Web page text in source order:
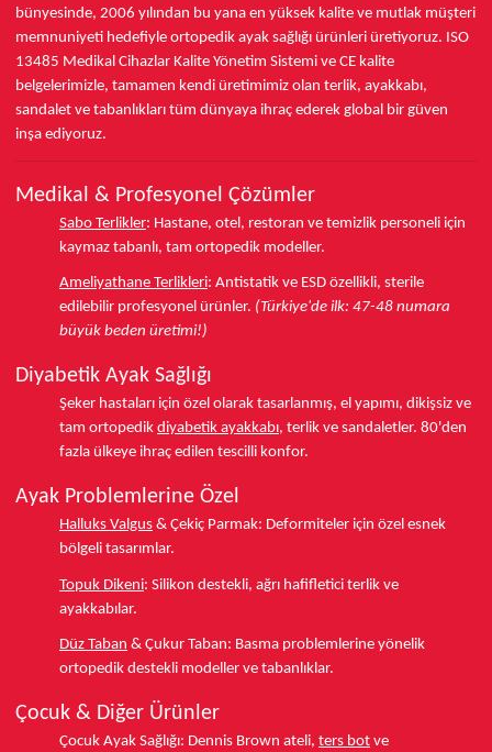
Topuk dikeni hastaları için terlik modelleri sayfamıza
göz atınız.
bünyesinde, 2006 yılından bu yana en yüksek kalite ve mutlak müşteri
memnuniyeti hedefiyle ortopedik ayak sağlığı ürünleri üretiyoruz. ISO
13485 Medikal Cihazlar Kalite Yönetim Sistemi ve CE kalite
belgelerimizle, tamamen kendi üretimimiz olan terlik, ayakkabı,
sandalet ve tabanlıkları tüm dünyaya ihraç ederek global bir güven
inşa ediyoruz.
Medikal & Profesyonel Çözümler
Sabo Terlikler: Hastane, otel, restoran ve temizlik personeli için
kaymaz tabanlı, tam ortopedik modeller.
Ameliyathane Terlikleri: Antistatik ve ESD özellikli, sterile
edilebilir profesyonel ürünler. (Türkiye'de ilk: 47-48 numara
büyük beden üretimi!)
Diyabetik Ayak Sağlığı
Şeker hastaları için özel olarak tasarlanmış, el yapımı, dikişsiz ve
tam ortopedik diyabetik ayakkabı, terlik ve sandaletler. 80'den
fazla ülkeye ihraç edilen tescilli konfor.
Ayak Problemlerine Özel
Halluks Valgus & Çekiç Parmak: Deformiteler için özel esnek
bölgeli tasarımlar.
Topuk Dikeni: Silikon destekli, ağrı hafifletici terlik ve
ayakkabılar.
Düz Taban & Çukur Taban: Basma problemlerine yönelik
ortopedik destekli modeller ve tabanlıklar.
Çocuk & Diğer Ürünler
Çocuk Ayak Sağlığı: Dennis Brown ateli, ters bot ve